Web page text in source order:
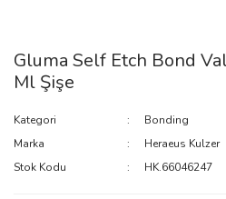
Gluma Self Etch Bond
Ml Şişe
Kategori
Bonding
Marka
Heraeus Kulzer
Stok Kodu
HK.66046247